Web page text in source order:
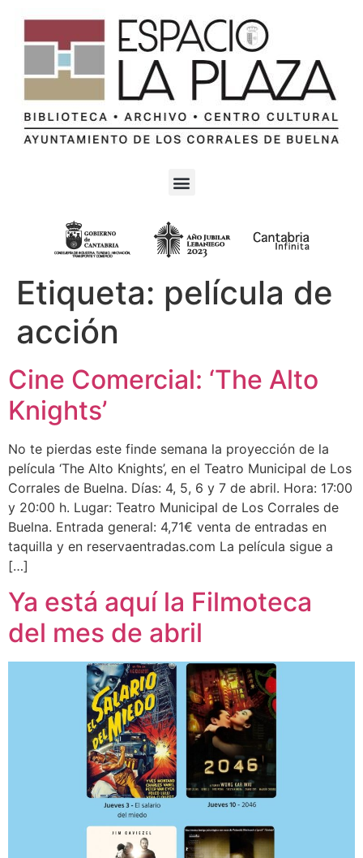
Etiqueta: película de
acción
Cine Comercial: ‘The Alto
Knights’
No te pierdas este finde semana la proyección de la
película ‘The Alto Knights’, en el Teatro Municipal de Los
Corrales de Buelna. Días: 4, 5, 6 y 7 de abril. Hora: 17:00
y 20:00 h. Lugar: Teatro Municipal de Los Corrales de
Buelna. Entrada general: 4,71€ venta de entradas en
taquilla y en reservaentradas.com La película sigue a
[…]
Ya está aquí la Filmoteca
del mes de abril